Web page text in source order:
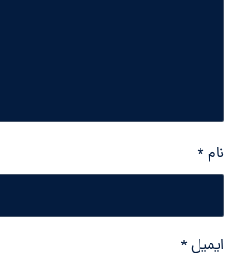
نام *
ایمیل *